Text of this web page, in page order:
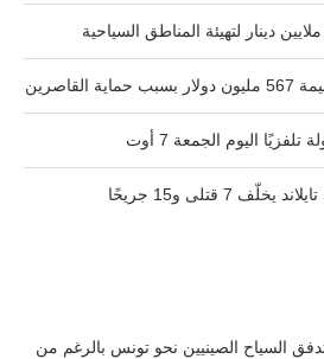
اليوم الجمعة 7 أوت
قتلى و15 جريحًا
السياح الصينيين نحو تونس بالرغم من